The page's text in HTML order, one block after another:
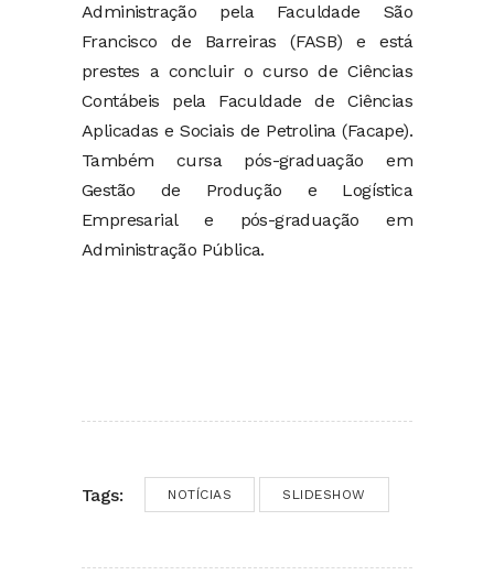
Administração pela Faculdade São
Francisco de Barreiras (FASB) e está
prestes a concluir o curso de Ciências
Contábeis pela Faculdade de Ciências
Aplicadas e Sociais de Petrolina (Facape).
Também cursa pós-graduação em
Gestão de Produção e Logística
Empresarial e pós-graduação em
Administração Pública.
Tags: NOTÍCIAS SLIDESHOW